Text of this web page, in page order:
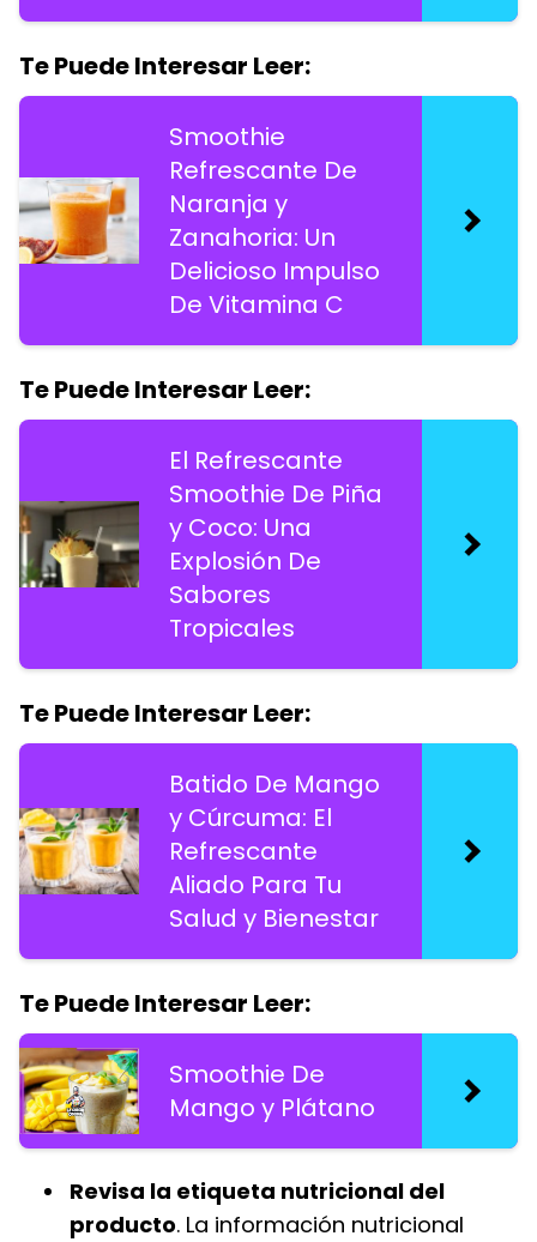
Te Puede Interesar Leer:
Smoothie
Refrescante De
Naranja y
Zanahoria: Un
Delicioso Impulso
De Vitamina C
Te Puede Interesar Leer:
El Refrescante
Smoothie De Piña
y Coco: Una
Explosión De
Sabores
Tropicales
Te Puede Interesar Leer:
Batido De Mango
y Cúrcuma: El
Refrescante
Aliado Para Tu
Salud y Bienestar
Te Puede Interesar Leer:
Smoothie De
Mango y Plátano
Revisa la etiqueta nutricional del
producto. La información nutricional